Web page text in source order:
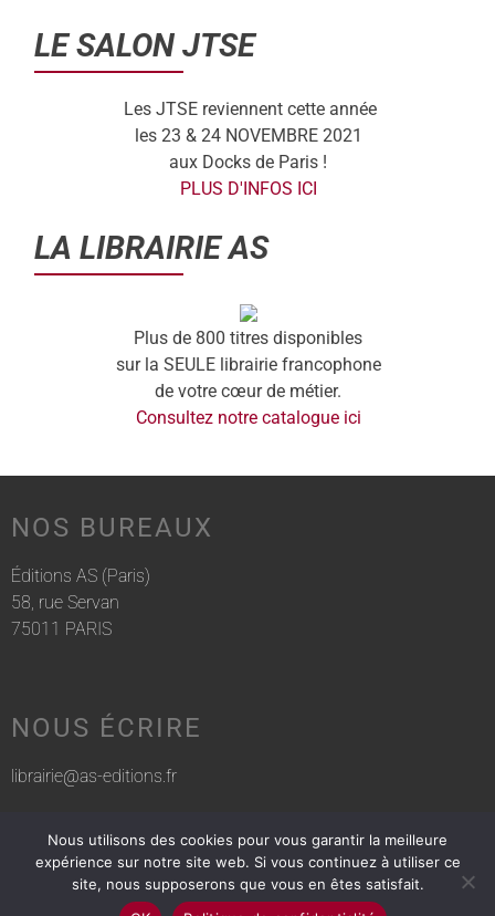
LE SALON JTSE
Les JTSE reviennent cette année
les 23 & 24 NOVEMBRE 2021
aux Docks de Paris !
PLUS D'INFOS ICI
LA LIBRAIRIE AS
Plus de 800 titres disponibles
sur la SEULE librairie francophone
de votre cœur de métier.
Consultez notre catalogue ici
NOS BUREAUX
Éditions AS (Paris)
58, rue Servan
75011 PARIS
NOUS ÉCRIRE
librairie@as-editions.fr
NOUS APPELER
01 83 75 76 30
Nous utilisons des cookies pour vous garantir la meilleure
expérience sur notre site web. Si vous continuez à utiliser ce
site, nous supposerons que vous en êtes satisfait.